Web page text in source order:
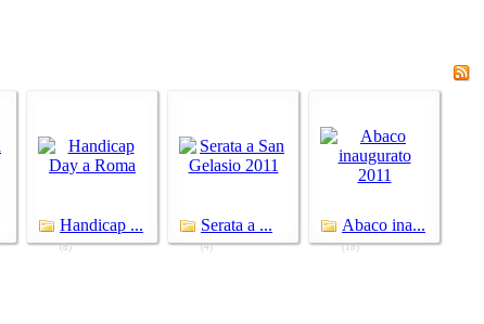
Handicap ...
(8)
Serata a ...
(4)
Abaco ina...
(18)